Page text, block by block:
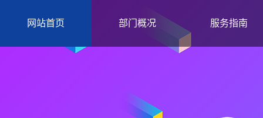
网站首页 部门概况 服务指南